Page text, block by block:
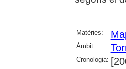
Matèries:
Àmbit:
Cronologia: